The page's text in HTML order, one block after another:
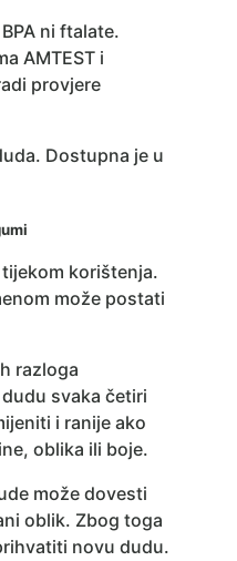
ni ftalate.
AMTEST i
provjere
Dostupna je u
korištenja.
može postati
razloga
svaka četiri
i ranije ako
oblika ili boje.
može dovesti
oblik. Zbog toga
novu dudu.